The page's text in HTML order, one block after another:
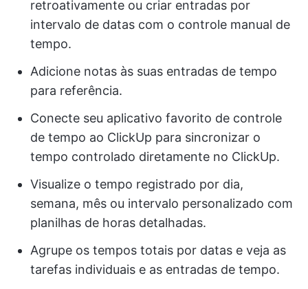
retroativamente ou criar entradas por
intervalo de datas com o controle manual de
tempo.
Adicione notas às suas entradas de tempo
para referência.
Conecte seu aplicativo favorito de controle
de tempo ao ClickUp para sincronizar o
tempo controlado diretamente no ClickUp.
Visualize o tempo registrado por dia,
semana, mês ou intervalo personalizado com
planilhas de horas detalhadas.
Agrupe os tempos totais por datas e veja as
tarefas individuais e as entradas de tempo.